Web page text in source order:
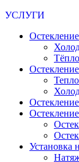
УСЛУГИ
Установка